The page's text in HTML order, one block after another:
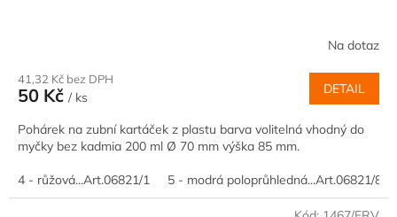
Na dotaz
41,32 Kč bez DPH
50 Kč / ks
DETAIL
Pohárek na zubní kartáček z plastu barva volitelná vhodný do
myčky bez kadmia 200 ml Ø 70 mm výška 85 mm.
4 - růžová...Art.06821/1 5 - modrá poloprůhledná...Art.06821/8